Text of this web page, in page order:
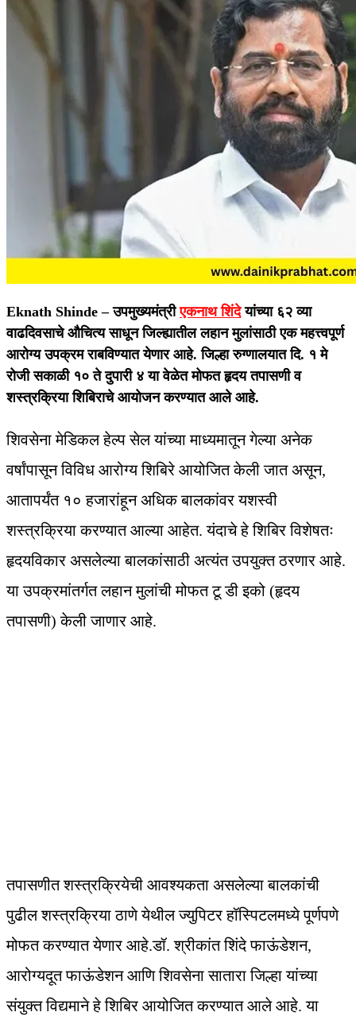
Eknath Shinde –उपमुख्यमंत्रीएकनाथ शिंदेयांच्या ६२ व्या
वाढदिवसाचे औचित्य साधून जिल्ह्यातील लहान मुलांसाठी एक महत्त्वपूर्ण
आरोग्य उपक्रम राबविण्यात येणार आहे. जिल्हा रुग्णालयात दि. १ मे
रोजी सकाळी १० ते दुपारी ४ या वेळेत मोफत हृदय तपासणी व
शस्त्रक्रिया शिबिराचे आयोजन करण्यात आले आहे.
शिवसेना मेडिकल हेल्प सेल यांच्या माध्यमातून गेल्या अनेक
वर्षांपासून विविध आरोग्य शिबिरे आयोजित केली जात असून,
आतापर्यंत १० हजारांहून अधिक बालकांवर यशस्वी
शस्त्रक्रिया करण्यात आल्या आहेत. यंदाचे हे शिबिर विशेषतः
हृदयविकार असलेल्या बालकांसाठी अत्यंत उपयुक्त ठरणार आहे.
या उपक्रमांतर्गत लहान मुलांची मोफत टू डी इको (हृदय
तपासणी) केली जाणार आहे.
तपासणीत शस्त्रक्रियेची आवश्यकता असलेल्या बालकांची
पुढील शस्त्रक्रिया ठाणे येथील ज्युपिटर हॉस्पिटलमध्ये पूर्णपणे
मोफत करण्यात येणार आहे.डॉ. श्रीकांत शिंदे फाऊंडेशन,
आरोग्यदूत फाऊंडेशन आणि शिवसेना सातारा जिल्हा यांच्या
संयुक्त विद्यमाने हे शिबिर आयोजित करण्यात आले आहे. या